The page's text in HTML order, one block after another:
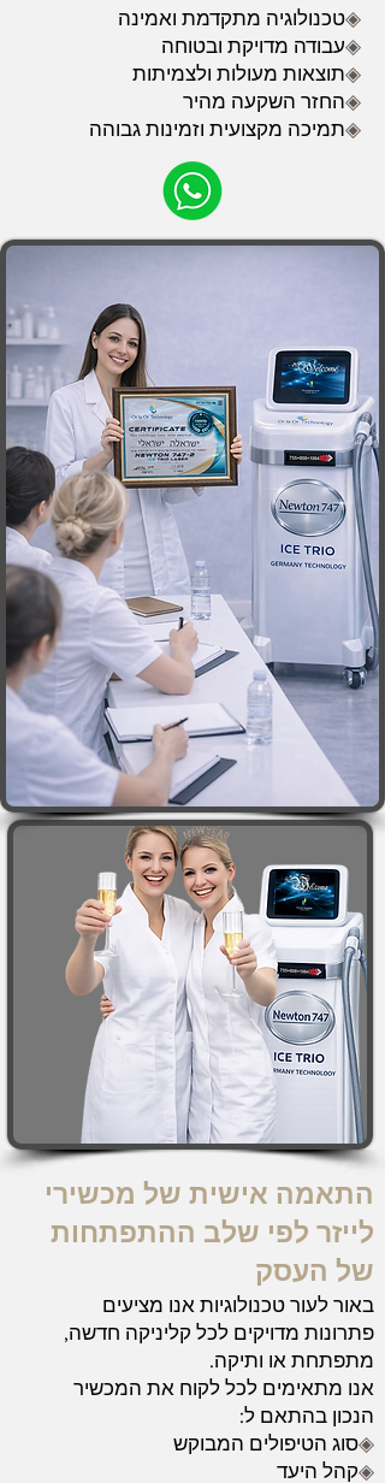
◈טכנולוגיה מתקדמת ואמינה
◈עבודה מדויקת ובטוחה
◈תוצאות מעולות ולצמיתות
◈החזר השקעה מהיר
◈תמיכה מקצועית וזמינות גבוהה
התאמה אישית של מכשירי
לייזר לפי שלב ההתפתחות
של העסק
באור לעור טכנולוגיות אנו מציעים
פתרונות מדויקים לכל קליניקה חדשה,
מתפתחת או ותיקה.
אנו מתאימים לכל לקוח את המכשיר
הנכון בהתאם ל:
◈סוג הטיפולים המבוקש
◈קהל היעד